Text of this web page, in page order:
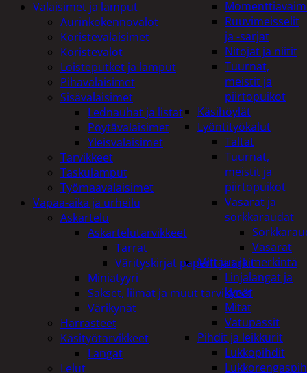
Ruuvimeisselit
ja -sarjat
Nitojat ja niitit
Tuurnat,
meistit ja
piirtopuikot
Käsihöylät
Lyöntityökalut
Taltat
Tuurnat,
meistit ja
piirtopuikot
Vasarat ja
sorkkaraudat
Vasarat
Mittaus ja merkintä
Linjalangat ja
kynät
Mitat
Vatupassit
Pihdit ja leikkurit
Lukkopihdit
Valaisimet ja lamput
Aurinkokennovalot
Koristevalaisimet
Koristevalot
Loisteputket ja lamput
Pihavalaisimet
Sisävalaisimet
Lednauhat ja listat
Pöytävalaisimet
Yleisvalaisimet
Tarvikkeet
Taskulamput
Työmaavalaisimet
Vapaa-aika ja urheilu
Askartelu
Askartelutarvikkeet
Tarrat
Värityskirjat paperit ja arkit
Miniatyyri
Sakset, liimat ja muut tarvikkeet
Värikynät
Harrasteet
Käsityötarvikkeet
Langat
Lelut